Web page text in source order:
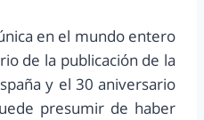
en el mundo entero
de la publicación de la
y el 30 aniversario
presumir de haber